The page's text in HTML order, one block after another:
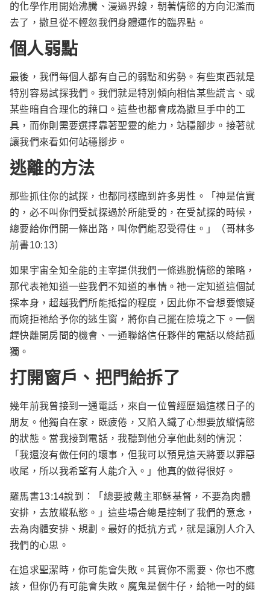
的化學作用開始沸騰、漫過界線，朝著情慾的方向氾濫而
去了，撒旦從不輕忽我們身體運作的臨界點。
個人弱點
最後，我們每個人都有自己的弱點和劣勢。有些東西就是
特別容易試探我們。我們就是特別傾向相信某些謊言、或
某些暗自合理化的藉口。這些也都會成為撒旦手中的工
具，而你則需要選擇靠著聖靈的能力，站穩腳步。接著就
讓我們來看如何站穩腳步。
逃離的方法
那些抓住你的試探，也都同樣臨到許多男性。「神是信實
的，必不叫你們受試探過於所能受的，在受試探的時候，
總要給你們開一條出路，叫你們能忍受得住。」（哥林多
前書10:13）
如果宇宙全知全能的主宰提供我們一條逃脫情慾的策略，
那代表祂知道一些我們不知道的事情。祂一定知道這個試
探本身，超越我們所能抵擋的程度，因此你不會想要懷疑
而婉拒祂給予你的逃生窗，將你自己擺在險境之下。一個
趕快離開房間的機會、一通聯絡信任夥伴的電話以終結孤
獨。
打開窗戶、把門給拆了
幾年前我曾接到一通電話，來自一位曾經歷過這樣日子的
朋友。他獨自在家，既疲倦，又陷入鐵了心想要放縱情慾
的狀態。當我接到電話，我聽到他分享他此刻的情況：
「我還沒有做任何的壞事，但我可以預見這天將要以罪惡
收尾，所以我希望有人能介入。」他真的做得很好。
羅馬書13:14說到：「總要披戴主耶穌基督，不要為肉體
安排，去放縱私慾。」這些場合總是控制了我們的意念，
去為肉體安排、規劃。最好的抵抗方式，就是讓別人介入
我們的心思。
在追求聖潔時，你可能會失敗。其實你不需要、你也不應
該，但你仍有可能會失敗。魔鬼是個牛仔，給牠一吋的繩